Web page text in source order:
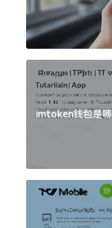
imtoken钱包是